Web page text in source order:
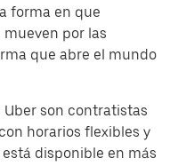
forma en que
por las
que abre el mundo
Uber son contratistas
horarios flexibles y
disponible en más